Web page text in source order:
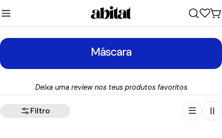
para
conteúdo
C
o
e
Máscara
Deixa uma review nos teus produtos favoritos
Filtro